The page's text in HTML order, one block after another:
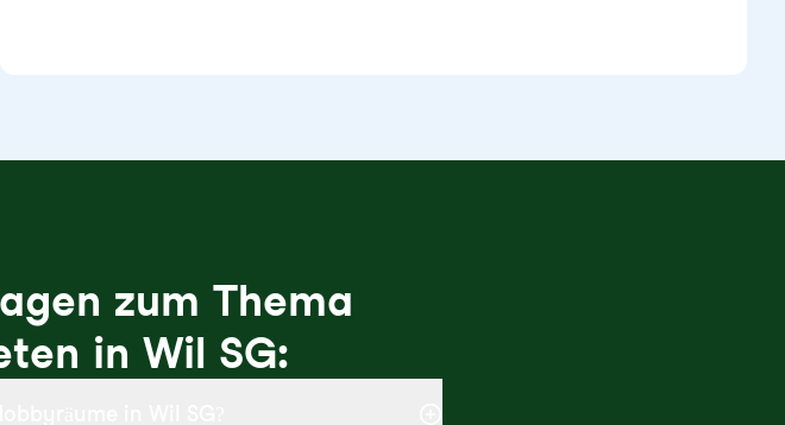
zum Thema
in Wil SG: